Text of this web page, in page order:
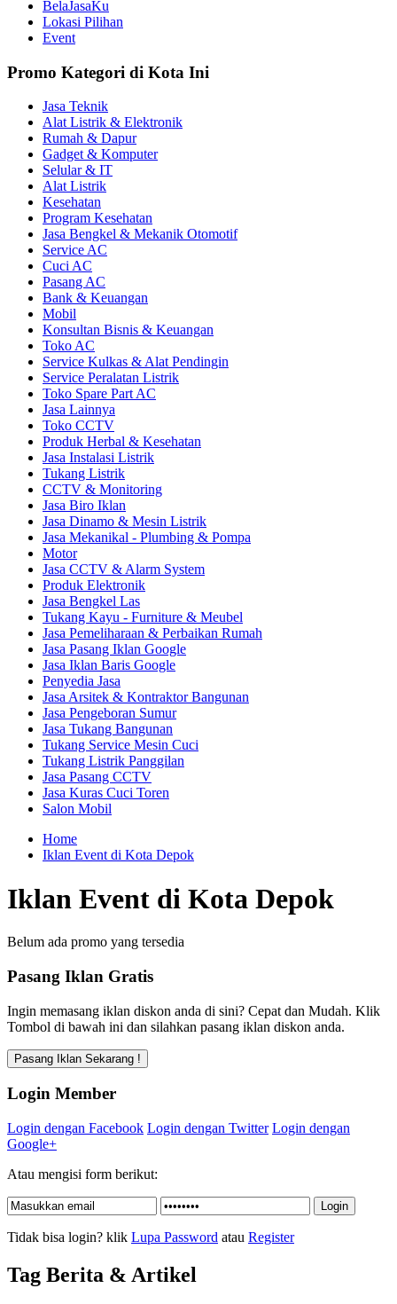
BelaJasaKu
Lokasi Pilihan
Event
Promo Kategori di Kota Ini
Jasa Teknik
Alat Listrik & Elektronik
Rumah & Dapur
Gadget & Komputer
Selular & IT
Alat Listrik
Kesehatan
Program Kesehatan
Jasa Bengkel & Mekanik Otomotif
Service AC
Cuci AC
Pasang AC
Bank & Keuangan
Mobil
Konsultan Bisnis & Keuangan
Toko AC
Service Kulkas & Alat Pendingin
Service Peralatan Listrik
Toko Spare Part AC
Jasa Lainnya
Toko CCTV
Produk Herbal & Kesehatan
Jasa Instalasi Listrik
Tukang Listrik
CCTV & Monitoring
Jasa Biro Iklan
Jasa Dinamo & Mesin Listrik
Jasa Mekanikal - Plumbing & Pompa
Motor
Jasa CCTV & Alarm System
Produk Elektronik
Jasa Bengkel Las
Tukang Kayu - Furniture & Meubel
Jasa Pemeliharaan & Perbaikan Rumah
Jasa Pasang Iklan Google
Jasa Iklan Baris Google
Penyedia Jasa
Jasa Arsitek & Kontraktor Bangunan
Jasa Pengeboran Sumur
Jasa Tukang Bangunan
Tukang Service Mesin Cuci
Tukang Listrik Panggilan
Jasa Pasang CCTV
Jasa Kuras Cuci Toren
Salon Mobil
Home
Iklan Event di Kota Depok
Iklan Event di Kota Depok
Belum ada promo yang tersedia
Pasang Iklan Gratis
Ingin memasang iklan diskon anda di sini? Cepat dan Mudah. Klik
Tombol di bawah ini dan silahkan pasang iklan diskon anda.
Login Member
Login dengan Facebook Login dengan Twitter Login dengan
Google+
Atau mengisi form berikut:
Tidak bisa login? klik Lupa Password atau Register
Tag Berita & Artikel